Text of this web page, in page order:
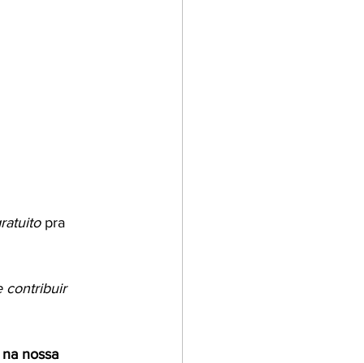
pra
contribuir
nossa